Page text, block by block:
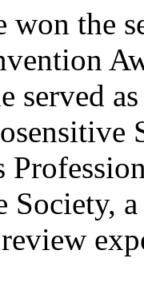
won the
served
Society,